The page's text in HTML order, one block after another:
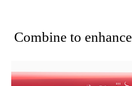
Combine to enhance
Combine to enhance
Combine to enhance